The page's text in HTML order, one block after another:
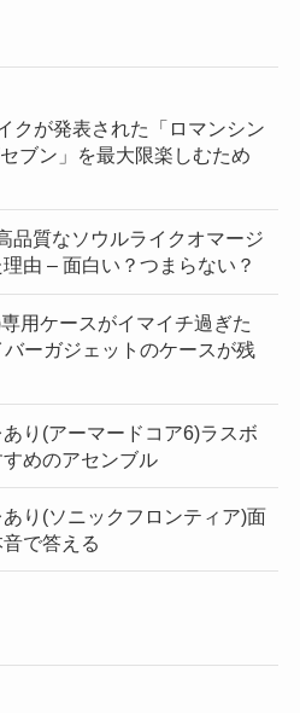
クが発表された「ロマンシン
ブン」を最大限楽しむため
品質なソウルライクオマージ
由 – 面白い？つまらない？
用ケースがイマイチ過ぎた
ーガジェットのケースが残
り(アーマードコア6)ラスボ
めのアセンブル
り(ソニックフロンティア)面
で答える